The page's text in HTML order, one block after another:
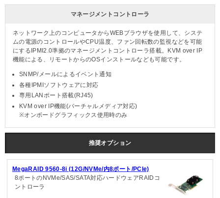
マネージメントコントローラ
ネットワーク上のコンピュータからWEBブラウザを使用して、システ
ムの電源のコントロールやCPU温度、ファン回転数の監視などを可能
にするIPMI2.0準拠のマネージメントコントローラ搭載。KVM over IP
機能による、リモートからのOSインストールなども可能です。
SNMP/メールによるイベント通知
各種IPMIソフトウェアに対応
専用LANポート搭載(RJ45)
KVM over IP機能(バーチャルメディア対応)
※オンボードグラフィックス使用時のみ
推奨オプション
MegaRAID 9560-8i (12G/NVMe/内8ポート/PCIe)
8ポートのNVMe/SAS/SATA対応ハードウェアRAIDコ
ントローラ